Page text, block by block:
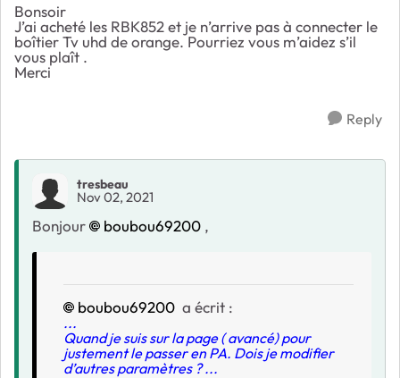
Bonsoir
J’ai acheté les RBK852 et je n’arrive pas à connecter le
boîtier Tv uhd de orange. Pourriez vous m’aidez s’il
vous plaît .
Merci
Reply
tresbeau
Nov 02, 2021
Bonjour boubou69200 ,
boubou69200 a écrit :
...
Quand je suis sur la page ( avancé) pour
justement le passer en PA. Dois je modifier
d’autres paramètres ? ...